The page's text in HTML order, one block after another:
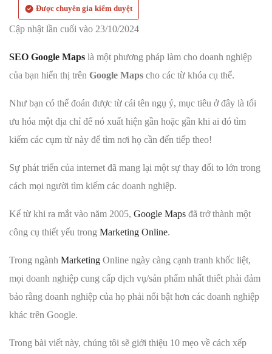
Được chuyên gia kiểm duyệt
Cập nhật lần cuối vào 23/10/2024
SEO Google Maps là một phương pháp làm cho doanh nghiệp
của bạn hiển thị trên Google Maps cho các từ khóa cụ thể.
Như bạn có thể đoán được từ cái tên ngụ ý, mục tiêu ở đây là tối
ưu hóa một địa chỉ để nó xuất hiện gần hoặc gần khi ai đó tìm
kiếm các cụm từ này để tìm nơi họ cần đến tiếp theo!
Sự phát triển của internet đã mang lại một sự thay đổi to lớn trong
cách mọi người tìm kiếm các doanh nghiệp.
Kể từ khi ra mắt vào năm 2005, Google Maps đã trở thành một
công cụ thiết yếu trong Marketing Online.
Trong ngành Marketing Online ngày càng cạnh tranh khốc liệt,
mọi doanh nghiệp cung cấp dịch vụ/sản phẩm nhất thiết phải đảm
bảo rằng doanh nghiệp của họ phải nổi bật hơn các doanh nghiệp
khác trên Google.
Trong bài viết này, chúng tôi sẽ giới thiệu 10 mẹo về cách xếp